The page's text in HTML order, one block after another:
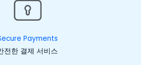
Payments
전한 결제 서비스